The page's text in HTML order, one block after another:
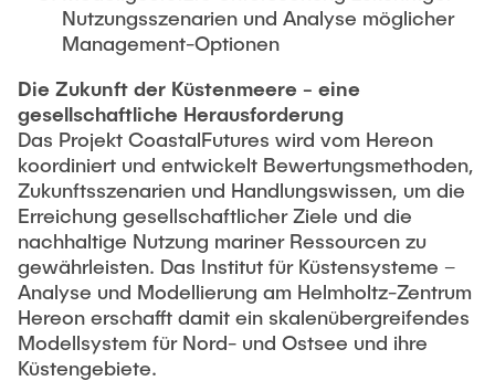
Nutzungsszenarien und Analyse möglicher
Management-Optionen
Die Zukunft der Küstenmeere - eine
gesellschaftliche Herausforderung
Das Projekt CoastalFutures wird vom Hereon
koordiniert und entwickelt Bewertungsmethoden,
Zukunftsszenarien und Handlungswissen, um die
Erreichung gesellschaftlicher Ziele und die
nachhaltige Nutzung mariner Ressourcen zu
gewährleisten. Das Institut für Küstensysteme –
Analyse und Modellierung am Helmholtz-Zentrum
Hereon erschafft damit ein skalenübergreifendes
Modellsystem für Nord- und Ostsee und ihre
Küstengebiete.